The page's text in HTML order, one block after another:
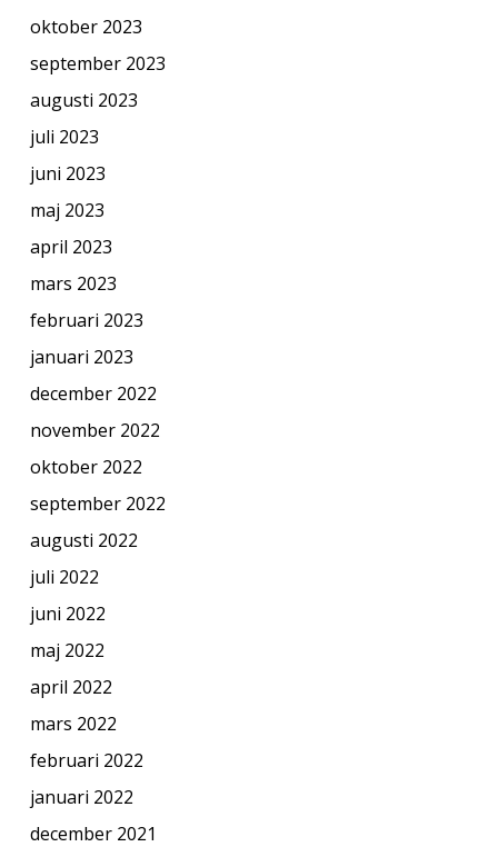
oktober 2023
september 2023
augusti 2023
juli 2023
juni 2023
maj 2023
april 2023
mars 2023
februari 2023
januari 2023
december 2022
november 2022
oktober 2022
september 2022
augusti 2022
juli 2022
juni 2022
maj 2022
april 2022
mars 2022
februari 2022
januari 2022
december 2021